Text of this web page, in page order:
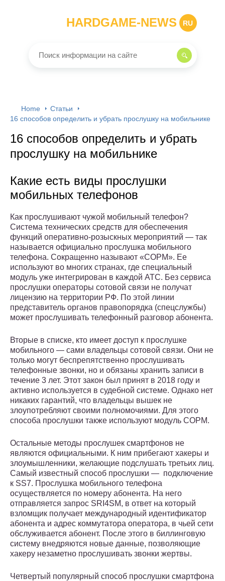
HARDGAME-NEWS RU
Home
Статьи
16 способов определить и убрать прослушку на мобильнике
16 способов определить и убрать
прослушку на мобильнике
Какие есть виды прослушки
мобильных телефонов
Как прослушивают чужой мобильный телефон?
Система технических средств для обеспечения
функций оперативно-розыскных мероприятий — так
называется официально прослушка мобильного
телефона. Сокращенно называют «СОРМ». Ее
используют во многих странах, где специальный
модуль уже интегрирован в каждой АТС. Без сервиса
прослушки операторы сотовой связи не получат
лицензию на территории РФ. По этой линии
представитель органов правопорядка (спецслужбы)
может прослушивать телефонный разговор абонента.
Вторые в списке, кто имеет доступ к прослушке
мобильного — сами владельцы сотовой связи. Они не
только могут беспрепятственно прослушивать
телефонные звонки, но и обязаны хранить записи в
течение 3 лет. Этот закон был принят в 2018 году и
активно используется в судебной системе. Однако нет
никаких гарантий, что владельцы вышек не
злоупотребляют своими полномочиями. Для этого
способа прослушки также используют модуль СОРМ.
Остальные методы прослушек смартфонов не
являются официальными. К ним прибегают хакеры и
злоумышленники, желающие подслушать третьих лиц.
Самый известный способ прослушки — подключение
к SS7. Прослушка мобильного телефона
осуществляется по номеру абонента. На него
отправляется запрос SRI4SM, в ответ на который
взломщик получает международный идентификатор
абонента и адрес коммутатора оператора, в чьей сети
обслуживается абонент. После этого в биллинговую
систему внедряются новые данные, позволяющие
хакеру незаметно прослушивать звонки жертвы.
Четвертый популярный способ прослушки смартфона